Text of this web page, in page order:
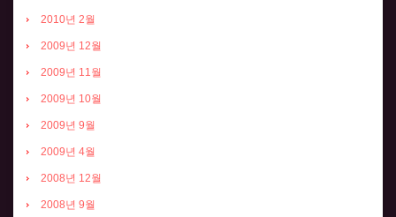
2010년 2월
2009년 12월
2009년 11월
2009년 10월
2009년 9월
2009년 4월
2008년 12월
2008년 9월